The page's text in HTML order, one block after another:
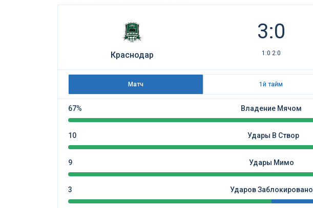
Краснодар
3:0
1:0 2:0
Матч 1й тайм
67% Владение Мячом
10 Удары В Створ
9 Удары Мимо
3 Ударов Заблокировано